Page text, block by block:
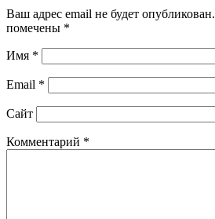
Ваш адрес email не будет опубликован.
помечены *
Имя *
Email *
Сайт
Комментарий *